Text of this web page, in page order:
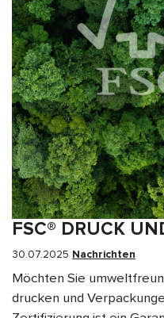
FSC® DRUCK
30.07.2025 Nachrichten
Möchten Sie
drucken und